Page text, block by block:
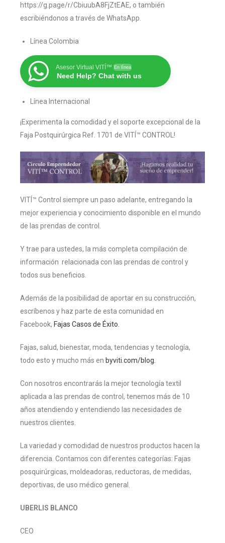
https://g.page/r/CbiuubA8FjZtEAE, o también
escribiéndonos a través de WhatsApp.
Línea Colombia
Asesor Virtual VITÍ™ En línea
Need Help? Chat with us
Línea Internacional
¡Experimenta la comodidad y el soporte excepcional de la
Faja Postquirúrgica Ref. 1701 de VITÍ™ CONTROL!
VITÍ™ Control siempre un paso adelante, entregando la
mejor experiencia y conocimiento disponible en el mundo
de las prendas de control.
Y trae para ustedes, la más completa compilación de
información relacionada con las prendas de control y
todos sus beneficios.
Además de la posibilidad de aportar en su construcción,
escríbenos y haz parte de esta comunidad en
Facebook, Fajas Casos de Éxito.
Fajas, salud, bienestar, moda, tendencias y tecnología,
todo esto y mucho más en byviti.com/blog.
Con nosotros encontrarás la mejor tecnología textil
aplicada a las prendas de control, tenemos más de 10
años atendiendo y entendiendo las necesidades de
nuestros clientes.
La variedad y comodidad de nuestros productos hacen la
diferencia. Contamos con diferentes categorías: Fajas
posquirúrgicas, moldeadoras, reductoras, de medidas,
deportivas, de uso médico general.
UBERLIS BLANCO
CEO